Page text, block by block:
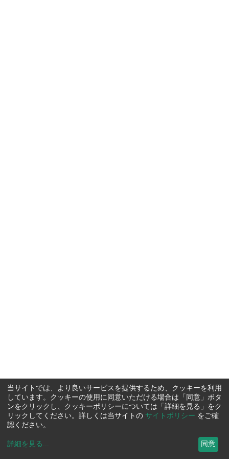
当サイトでは、より良いサービスを提供するため、クッキーを利用
しています。クッキーの使用に同意いただける場合は「同意」ボタ
ンをクリックし、クッキーポリシーについては「詳細を見る」をク
リックしてください。詳しくは当サイトの サイトポリシー をご確
認ください。
詳細を見る ... 同意